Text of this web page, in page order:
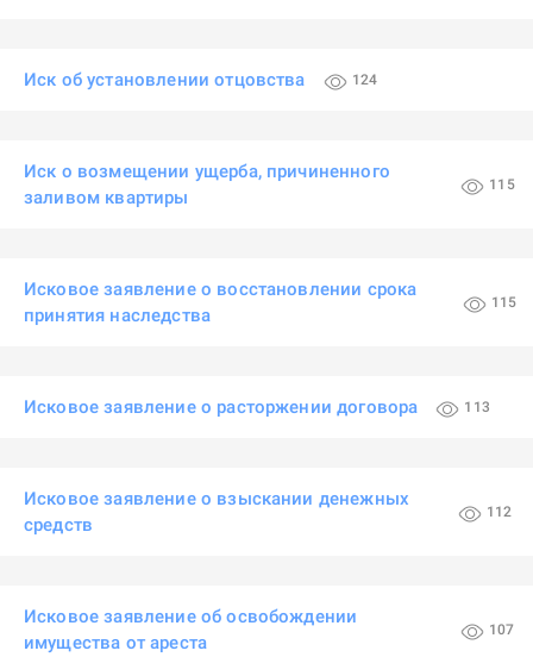
Иск об установлении отцовства 124
Иск о возмещении ущерба, причиненного
заливом квартиры
115
Исковое заявление о восстановлении срока
принятия наследства
115
Исковое заявление о расторжении договора 113
Исковое заявление о взыскании денежных
средств
112
Исковое заявление об освобождении
имущества от ареста
107